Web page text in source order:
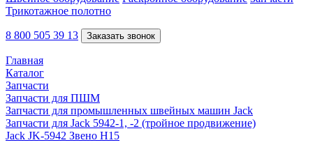
Трикотажное полотно
8 800 505 39 13 Заказать звонок
Главная
Каталог
Запчасти
Запчасти для ПШМ
Запчасти для промышленных швейных машин Jack
Запчасти для Jack 5942-1, -2 (тройное продвижение)
Jack JK-5942 Звено H15